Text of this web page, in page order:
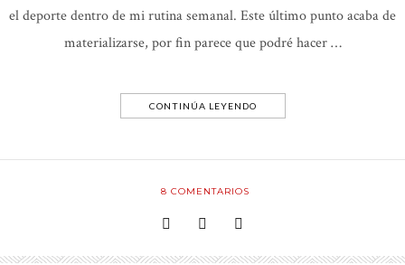
el deporte dentro de mi rutina semanal. Este último punto acaba de
materializarse, por fin parece que podré hacer …
CONTINÚA LEYENDO
8 COMENTARIOS